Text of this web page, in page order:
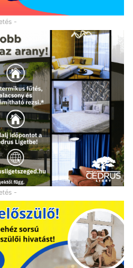
-
-